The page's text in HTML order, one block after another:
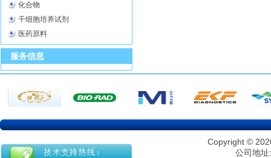
化合物
干细胞培养试剂
医药原料
服务信息
Copyright ©
公司地